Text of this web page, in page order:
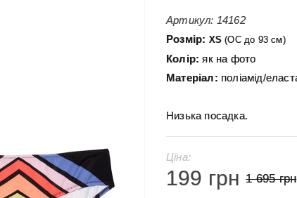
Артикул: 14162
Розмір: XS (ОС до 93 см)
Колір:як на фото
Матеріал: поліамід/
Низька посадка.
Ціна:
199 грн 1 695 грн